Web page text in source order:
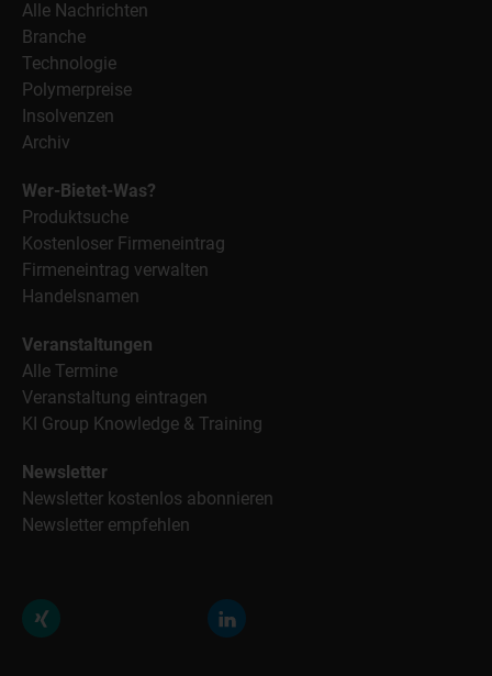
Alle Nachrichten
Branche
Technologie
Polymerpreise
Insolvenzen
Archiv
Wer-Bietet-Was?
Produktsuche
Kostenloser Firmeneintrag
Firmeneintrag verwalten
Handelsnamen
Veranstaltungen
Alle Termine
Veranstaltung eintragen
KI Group Knowledge & Training
Newsletter
Newsletter kostenlos abonnieren
Newsletter empfehlen